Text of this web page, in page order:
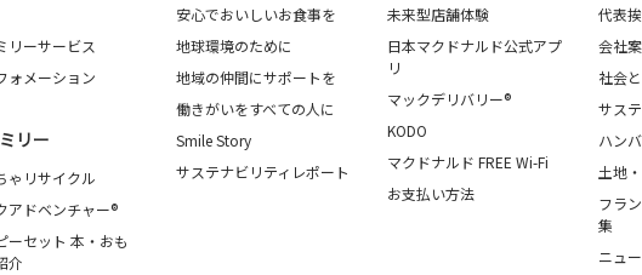
リーサービス
ォメーション
リー
ゃリサイクル
アドベンチャー®
ーセット 本・おも
介
安心でおいしいお食事を
地球環境のために
地域の仲間にサポートを
働きがいをすべての人に
Smile Story
サステナビリティレポート
未来型店舗体験
日本マクドナルド公式アプ
リ
マックデリバリー®
KODO
マクドナルド FREE Wi-Fi
お支払い方法
代表
会社
社会
サス
ハン
土地
フラ
集
ニュ